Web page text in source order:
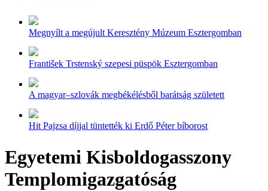
Megnyílt a megújult Keresztény Múzeum Esztergomban
František Trstenský szepesi püspök Esztergomban
A magyar–szlovák megbékélésből barátság született
Hit Pajzsa díjjal tüntették ki Erdő Péter bíborost
Egyetemi Kisboldogasszony
Templomigazgatóság